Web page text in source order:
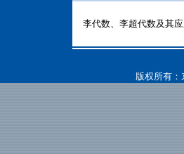
李代数、李超代数及其应
版权所有：